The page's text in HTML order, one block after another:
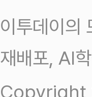
이투데이의
재배포, AI
Copyright